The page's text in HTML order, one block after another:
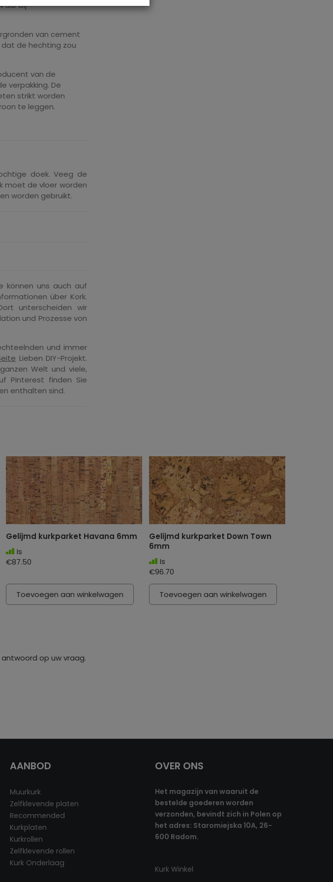
uur bij
van cement
dat de hechting zou
van de
verpakking. De
strikt worden
te leggen.
doek. Veeg de
moet de vloer worden
worden gebruikt.
können uns auch auf
über Kork.
unterscheiden wir
und Prozesse von
und immer
Lieben DIY-Projekt.
Welt und viele,
Pinterest finden Sie
enthalten sind.
Gelijmd kurkparket Havana 6mm
Is
€87.50
Toevoegen aan winkelwagen
Gelijmd kurkparket Down Town
6mm
Is
€96.70
Toevoegen aan winkelwagen
op uw vraag.
AANBOD
Muurkurk
Zelfklevende platen
Recommended
Kurkplaten
Kurkrollen
Zelfklevende rollen
Kurk Onderlaag
OVER ONS
Het magazijn van waaruit de
bestelde goederen worden
verzonden, bevindt zich in Polen op
het adres: Staromiejska 10A, 26-
600 Radom.
Kurk Winkel